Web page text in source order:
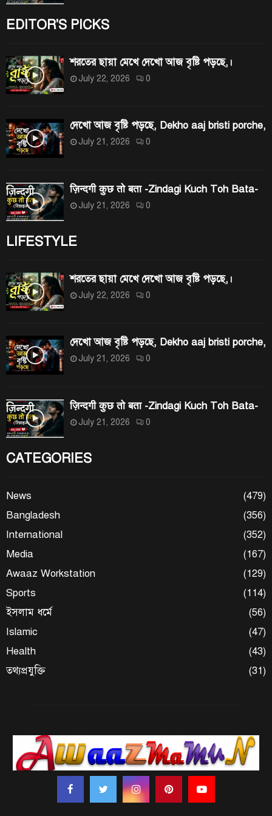
EDITOR'S PICKS
শরতের ছায়া মেখে দেখো আজ বৃষ্টি পড়ছে,।
July 22, 2026 0
দেখো আজ বৃষ্টি পড়ছে, Dekho aaj bristi porche,
July 21, 2026 0
ज़िन्दगी कुछ तो बता -Zindagi Kuch Toh Bata-
July 21, 2026 0
LIFESTYLE
শরতের ছায়া মেখে দেখো আজ বৃষ্টি পড়ছে,।
July 22, 2026 0
দেখো আজ বৃষ্টি পড়ছে, Dekho aaj bristi porche,
July 21, 2026 0
ज़िन्दगी कुछ तो बता -Zindagi Kuch Toh Bata-
July 21, 2026 0
CATEGORIES
News
(479)
Bangladesh
(356)
International
(352)
Media
(167)
Awaaz Workstation
(129)
Sports
(114)
ইসলাম ধর্মে
(56)
Islamic
(47)
Health
(43)
তথ্যপ্রযুক্তি
(31)